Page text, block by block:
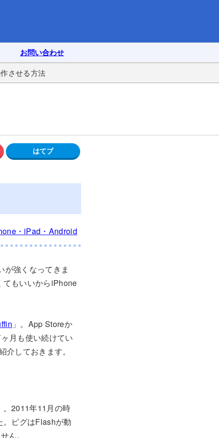
お問い合わせ
させる方法
・iPad・Android
強くなってきま
てもいいからiPhone
」。App Storeか
月も使い続けてい
しておきます。
。2011年11月の時
。ピグはFlashが動
ん。